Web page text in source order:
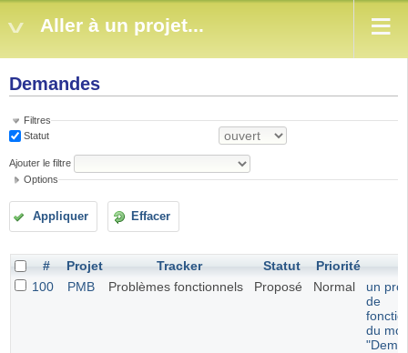
Aller à un projet...
Demandes
Filtres
Statut
Ajouter le filtre
Options
Appliquer Effacer
# Projet Tracker Statut Priorité
100
PMB Problèmes fonctionnels Proposé Normal
un
de
du